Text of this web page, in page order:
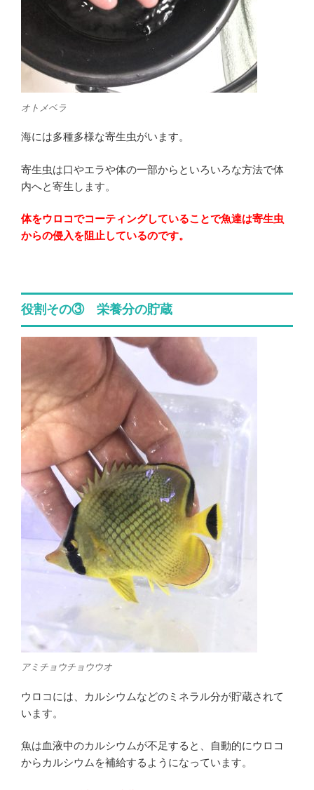
オトメベラ
海には多種多様な寄生虫がいます。
寄生虫は口やエラや体の一部からといろいろな方法で体
内へと寄生します。
体をウロコでコーティングしていることで魚達は寄生虫
からの侵入を阻止しているのです。
役割その③ 栄養分の貯蔵
アミチョウチョウウオ
ウロコには、カルシウムなどのミネラル分が貯蔵されて
います。
魚は血液中のカルシウムが不足すると、自動的にウロコ
からカルシウムを補給するようになっています。